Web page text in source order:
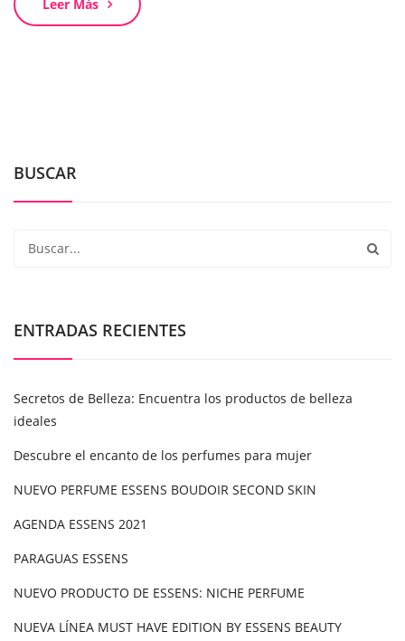
Leer Más
BUSCAR
ENTRADAS RECIENTES
Secretos de Belleza: Encuentra los productos de belleza
ideales
Descubre el encanto de los perfumes para mujer
NUEVO PERFUME ESSENS BOUDOIR SECOND SKIN
AGENDA ESSENS 2021
PARAGUAS ESSENS
NUEVO PRODUCTO DE ESSENS: NICHE PERFUME
NUEVA LÍNEA MUST HAVE EDITION BY ESSENS BEAUTY